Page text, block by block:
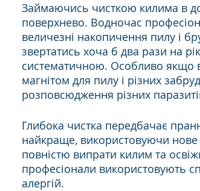
Займаючись чисткою килима в
поверхнево. Водночас
величезні накопичення пилу і
звертатись хоча б два рази на
систематичною. Особливо якщо
магнітом для пилу і різних
розповсюдження різних
Глибока чистка передбачає
найкраще, використовуючи
повністю випрати килим та
професіонали використовують
алергій.